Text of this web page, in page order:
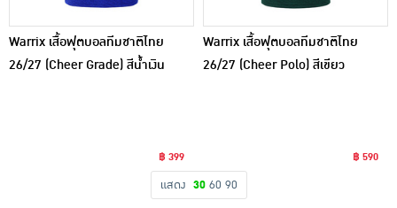
Warrix เสื้อฟุตบอลทีมชาติไทย
26/27 (Cheer Grade) สีน้ำเงิน
฿ 399
Warrix เสื้อฟุตบอลทีมชาติไทย
26/27 (Cheer Polo) สีเขียว
฿ 590
แสดง 30 60 90